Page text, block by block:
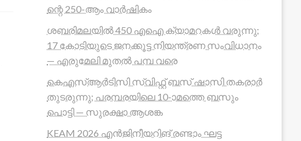
ന്റെ 250-ആം വാർഷികം
ശബരിമലയിൽ 450 എഐ ക്യാമറകൾ വരുന്നു;
17 കോടിയുടെ ജനക്കൂട്ട നിയന്ത്രണ സംവിധാനം
— എരുമേലി മുതൽ പമ്പ വരെ
കെഎസ്ആർടിസി സ്വിഫ്റ്റ് ബസ് ഷാസി തകരാർ
തുടരുന്നു; പരമ്പരയിലെ 10-ാമത്തെ ബസും
പൊട്ടി — സുരക്ഷാ ആശങ്ക
KEAM 2026 എൻജിനീയറിങ് രണ്ടാം ഘട്ട